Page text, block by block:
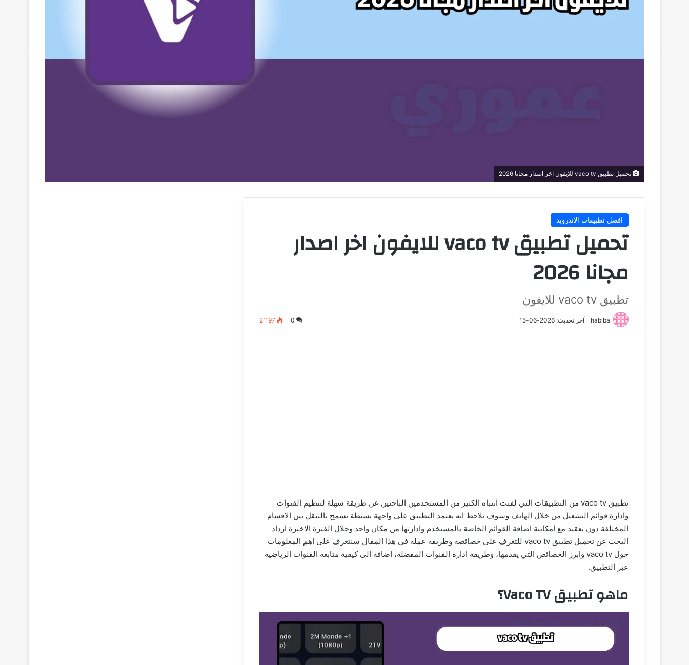
تحميل تطبيق vaco tv للايفون اخر اصدار مجانا 2026
افضل تطبيقات الاندرويد
تحميل تطبيق vaco tv للايفون اخر اصدار
مجانا 2026
تطبيق vaco tv للايفون
habiba آخر تحديث: 2026-06-15 0 2٬197
تطبيق vaco tv من التطبيقات التي لفتت انتباه الكثير من المستخدمين الباحثين عن طريقة سهلة لتنظيم القنوات
وادارة قوائم التشغيل من خلال الهاتف وسوف تلاحظ انه يعتمد التطبيق على واجهة بسيطة تسمح بالتنقل بين الاقسام
المختلفة دون تعقيد مع امكانية اضافة القوائم الخاصة بالمستخدم وادارتها من مكان واحد وخلال الفترة الاخيرة ازداد
البحث عن تحميل تطبيق vaco tv للتعرف على خصائصه وطريقة عمله في هذا المقال سنتعرف على اهم المعلومات
حول vaco tv وابرز الخصائص التي يقدمها، وطريقة ادارة القنوات المفضلة، اضافة الى كيفية متابعة القنوات الرياضية
عبر التطبيق.
ماهو تطبيق Vaco TV؟